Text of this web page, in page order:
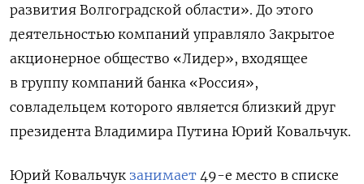
развития Волгоградской области». До этого
деятельностью компаний управляло Закрытое
акционерное общество «Лидер», входящее
в группу компаний банка «Россия»,
совладельцем которого является близкий друг
президента Владимира Путина Юрий Ковальчук.
Юрий Ковальчук занимает 49-е место в списке